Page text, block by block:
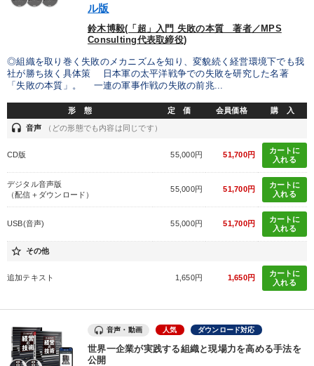
タグから探す
すべての音声・動画（全2076タイトル）からお探しいただけます
タグ・キーワード
ランチェスター戦略 MBA 新技術
推薦
海外の成功事例
AI 政治家 多様性・ダイバーシティ リピート
銀行交渉
ル版
鈴木博毅(「超」入門 失敗の本質 著者／MPS
Consulting代表取締役)
◎組織を取り巻く失敗のメカニズムを知り、変貌続く経営環境下でも我
社が勝ち抜く具体策 日本軍の太平洋戦争での失敗を研究した名著
「失敗の本質」。 一連の軍事作戦の失敗の前兆...
形 態 定 価 会員価格 購 入
headset 音声 （どの形態でも内容は同じです）
CD版 55,000円 51,700円
カートに
入れる
デジタル音声版
（配信＋ダウンロード）
55,000円 51,700円
カートに
入れる
USB(音声) 55,000円 51,700円
カートに
入れる
star_border その他
追加テキスト 1,650円 1,650円
カートに
入れる
音声・動画 人気 ダウンロード対応
世界一企業が実践する組織と現場力を高める手法を
公開